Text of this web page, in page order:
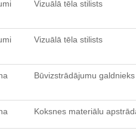
līdzekļi un piederumi darbam
Vizuālā tēla stilists
Vizuālā tēla stilists
Būvizstrādājumu galdnieks
Koksnes materiālu